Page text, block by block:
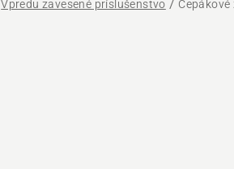
Vpredu zavesené príslušenstvo